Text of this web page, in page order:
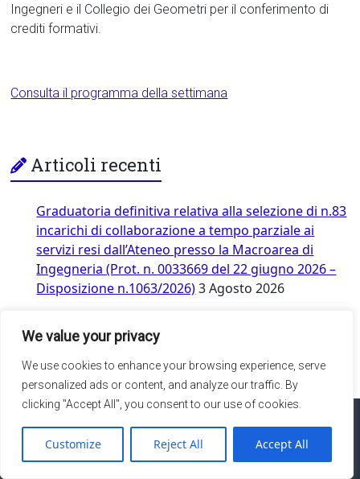
We value your privacy
We use cookies to enhance your browsing experience, serve
personalized ads or content, and analyze our traffic. By
clicking "Accept All", you consent to our use of cookies.
Customize Reject All Accept All
Ingegneri e il Collegio dei Geometri per il conferimento di
crediti formativi.
Consulta il programma della settimana
Articoli recenti
Graduatoria definitiva relativa alla selezione di n.83
incarichi di collaborazione a tempo parziale ai
servizi resi dall’Ateneo presso la Macroarea di
Ingegneria (Prot. n. 0033669 del 22 giugno 2026 –
Disposizione n.1063/2026) 3 Agosto 2026
integrative propedeutiche a.a. 2025/26
Web Master